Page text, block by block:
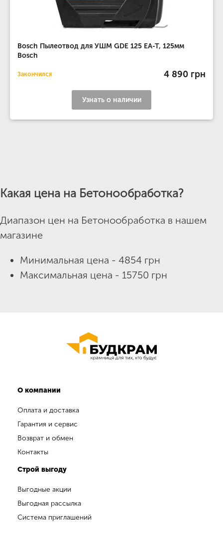
Bosch Пылеотвод для УШМ GDE 125 EA-T, 125мм
Bosch
Закончился 4 890 грн
Узнать о наличии
Какая цена на Бетонообработка?
Диапазон цен на Бетонообработка в нашем
магазине
Минимальная цена - 4854 грн
Максимальная цена - 15750 грн
О компании
Оплата и доставка
Гарантия и сервис
Возврат и обмен
Контакты
Строй выгоду
Выгодные акции
Выгодная рассылка
Система приглашений